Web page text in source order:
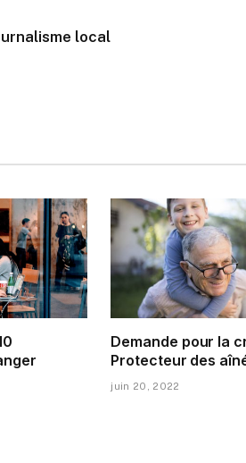
local
Demande pour la
Protecteur des
juin 20, 2022